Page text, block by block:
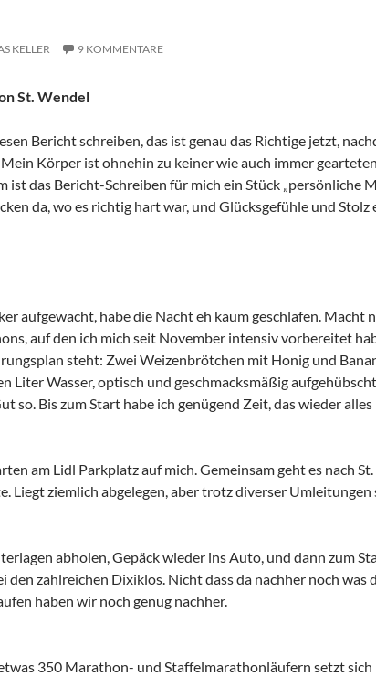
KELLER 9 KOMMENTARE
St. Wendel
Bericht schreiben, das ist genau das Richtige jetzt,
Körper ist ohnehin zu keiner wie auch immer
ist das Bericht-Schreiben für mich ein Stück „persönliche
da, wo es richtig hart war, und Glücksgefühle und
aufgewacht, habe die Nacht eh kaum geschlafen. Macht
auf den ich mich seit November intensiv vorbereitet
steht: Zwei Weizenbrötchen mit Honig und
Liter Wasser, optisch und geschmacksmäßig
so. Bis zum Start habe ich genügend Zeit, das wieder alles
am Lidl Parkplatz auf mich. Gemeinsam geht es nach
Liegt ziemlich abgelegen, aber trotz diverser Umleitungen
abholen, Gepäck wieder ins Auto, und dann zum
den zahlreichen Dixiklos. Nicht dass da nachher noch
haben wir noch genug nachher.
350 Marathon- und Staffelmarathonläufern setzt